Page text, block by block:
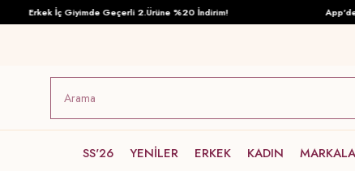
Erkek İç Giyimde Geçerli 2.Ürüne %20 İndirim! App'de İlk
SS'26 YENİLER ERKEK KADIN